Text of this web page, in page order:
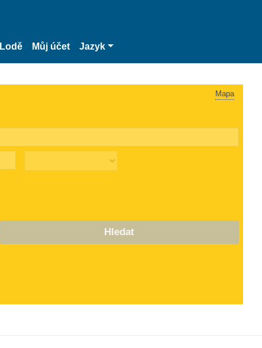
Lodě Můj účet Jazyk
Mapa
Hledat